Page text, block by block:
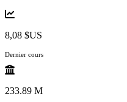
8,08 $US
Dernier cours
233.89 M